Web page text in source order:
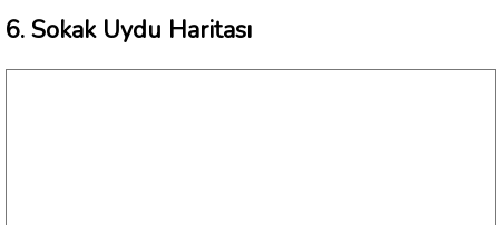
6. Sokak Uydu Haritası